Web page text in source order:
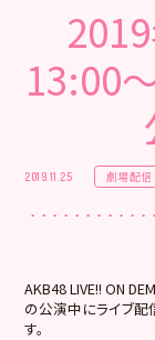
13:00
2019.11.25 劇場配信
AKB48 LIVE!! ON
の公演中にライブ配
す。